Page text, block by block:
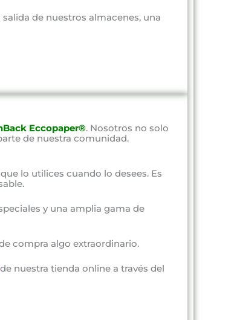
de nuestros almacenes, una
Eccopaper®. Nosotros no solo
de nuestra comunidad.
lo utilices cuando lo desees. Es
y una amplia gama de
compra algo extraordinario.
de nuestra tienda online a través del